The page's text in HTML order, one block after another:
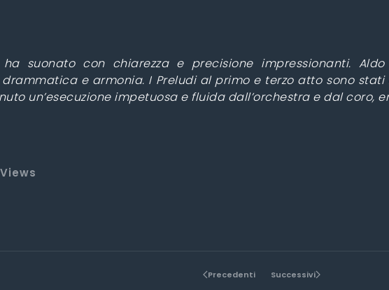
suonato con chiarezza e precisione impressionanti.
e armonia. I Preludi al primo e terzo atto sono
un’esecuzione impetuosa e fluida dall’orchestra e dal coro,
Precedenti Successivi